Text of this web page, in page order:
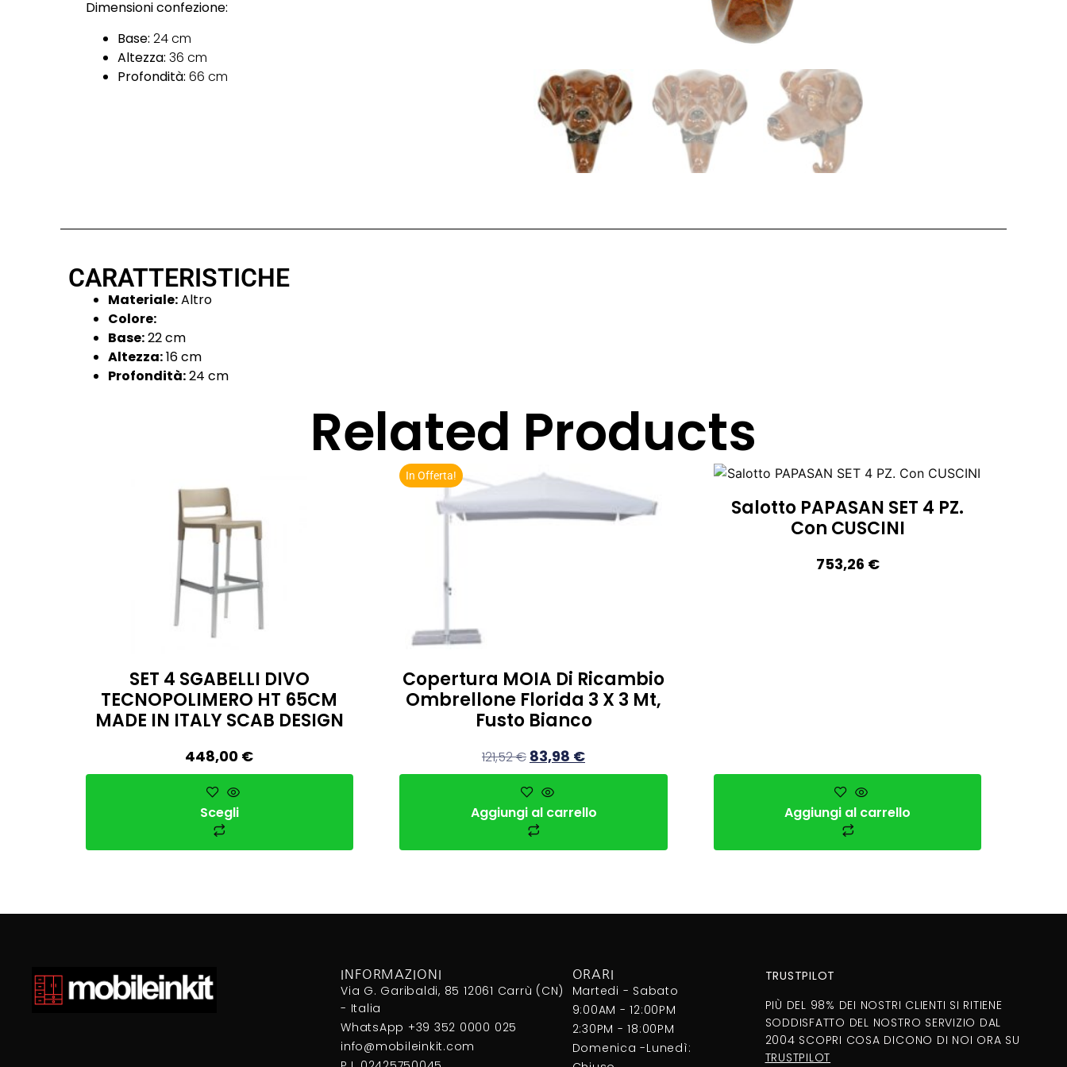
Dimensioni confezione:
Base: 24 cm
Altezza: 36 cm
Profondità: 66 cm
CARATTERISTICHE
Materiale:Altro
Colore:
Base:22 cm
Altezza:16 cm
Profondità:24 cm
Related Products
SET 4 SGABELLI DIVO
TECNOPOLIMERO HT 65CM
MADE IN ITALY SCAB DESIGN
448,00 €
Scegli
In Offerta!
Copertura MOIA Di Ricambio
Ombrellone Florida 3 X 3 Mt,
Fusto Bianco
121,52€ 83,98 €
Aggiungi al carrello
Salotto PAPASAN SET 4 PZ.
Con CUSCINI
753,26 €
Aggiungi al carrello
INFORMAZIONI
Via G. Garibaldi, 85 12061 Carrù (CN)
- Italia
WhatsApp +39 352 0000 025
info@mobileinkit.com
ORARI
Martedi - Sabato
9:00AM - 12:00PM
2:30PM - 18:00PM
Domenica -Lunedì:
TRUSTPILOT
PIÙ DEL 98% DEI NOSTRI CLIENTI SI RITIENE
SODDISFATTO DEL NOSTRO SERVIZIO DAL
2004 SCOPRI COSA DICONO DI NOI ORA SU
TRUSTPILOT